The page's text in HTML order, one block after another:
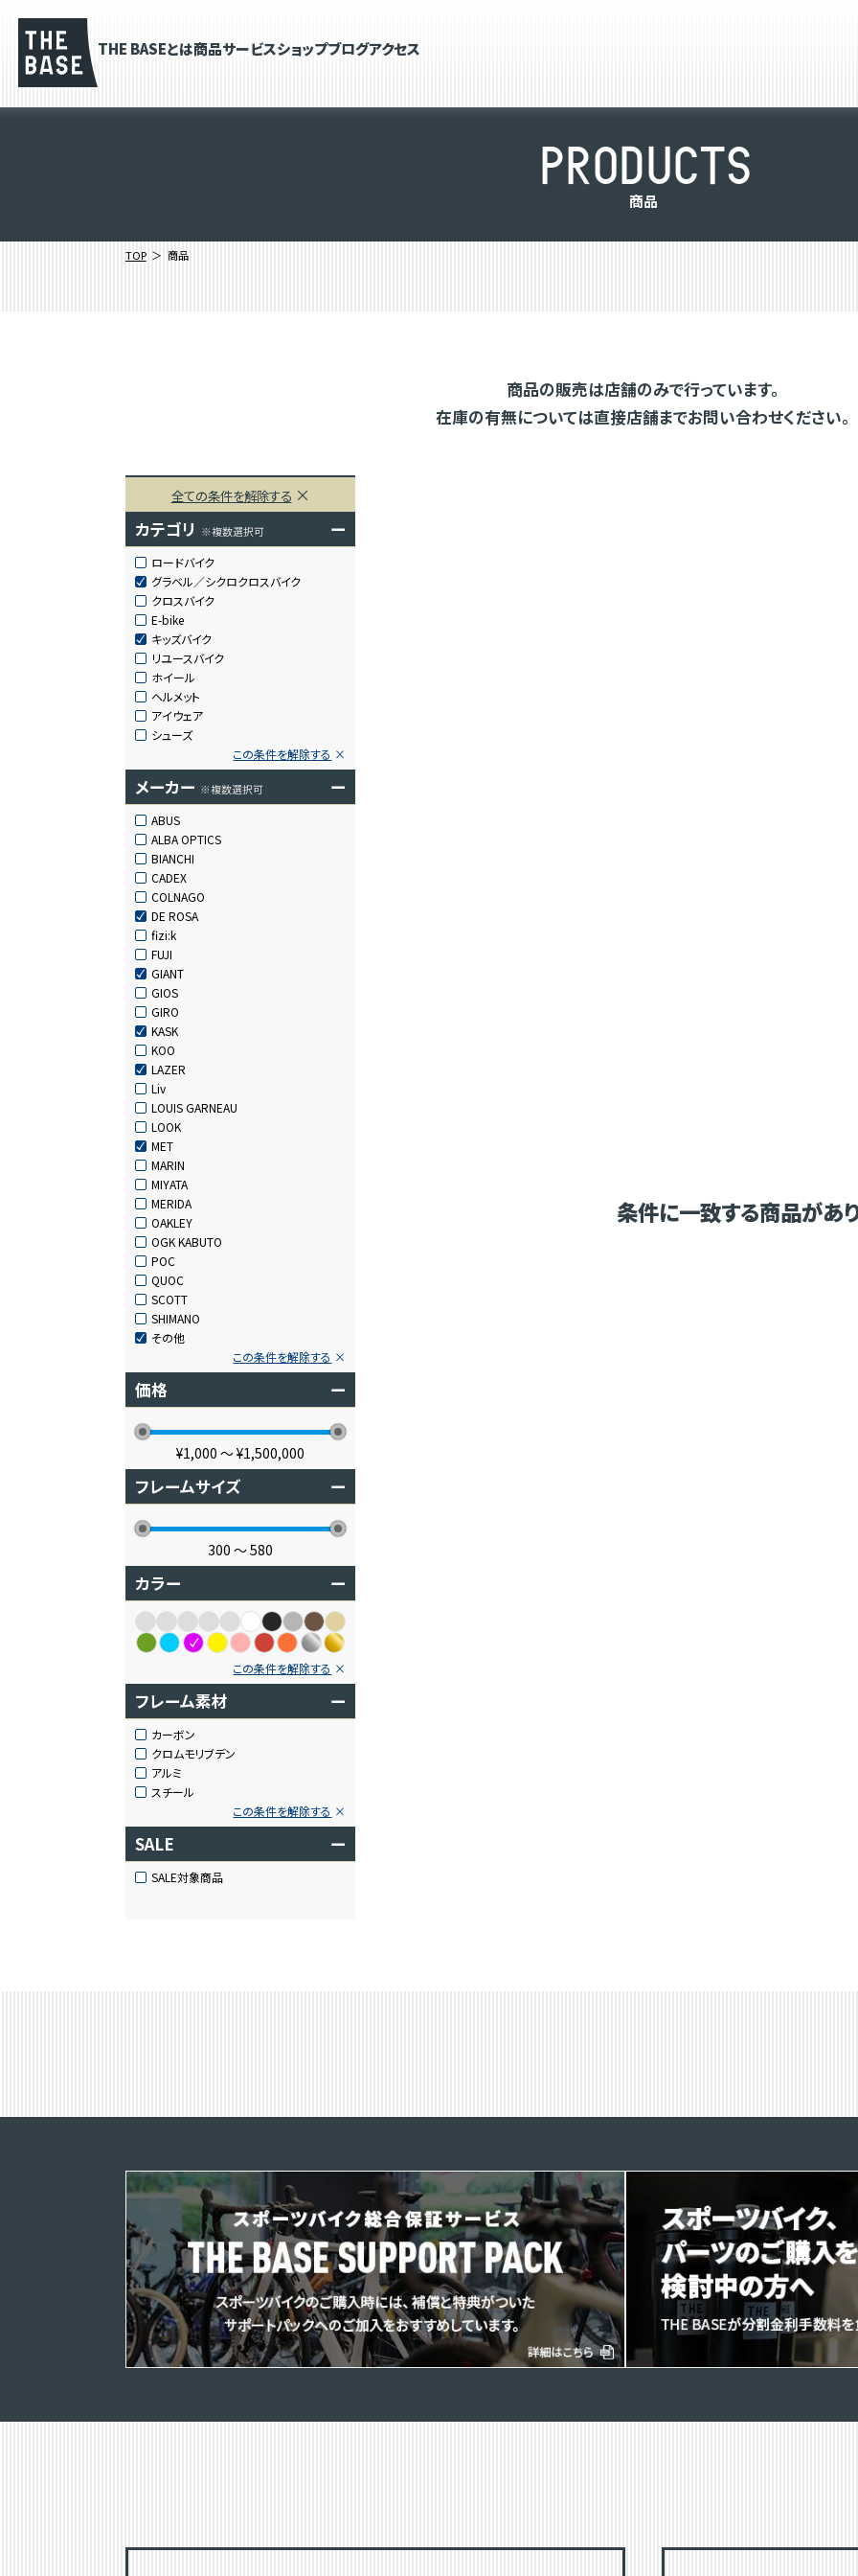
THE BASEとは商品サービスショップブログアクセス
PRODUCTS
商品
TOP 商品
商品の販売は店舗のみで行っています。
在庫の有無については直接店舗までお問い合わせください。
全ての条件を解除する
カテゴリ ※複数選択可 ー
ロードバイク
グラベル／シクロクロスバイク
クロスバイク
E-bike
キッズバイク
リユースバイク
ホイール
ヘルメット
アイウェア
シューズ
この条件を解除する
メーカー ※複数選択可 ー
ABUS
ALBA OPTICS
BIANCHI
CADEX
COLNAGO
DE ROSA
fizi:k
FUJI
GIANT
GIOS
GIRO
KASK
KOO
LAZER
Liv
LOUIS GARNEAU
LOOK
MET
MARIN
MIYATA
MERIDA
OAKLEY
OGK KABUTO
POC
QUOC
SCOTT
SHIMANO
その他
この条件を解除する
価格 ー
¥1,000 〜¥1,500,000
フレームサイズ ー
300 〜580
カラー ー
この条件を解除する
フレーム素材 ー
カーボン
クロムモリブデン
アルミ
スチール
この条件を解除する
SALE ー
SALE対象商品
条件に一致する商品があ